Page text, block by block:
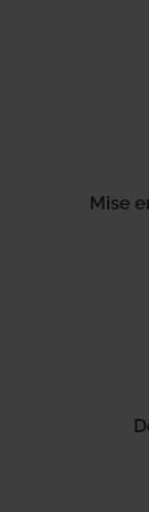
Mise